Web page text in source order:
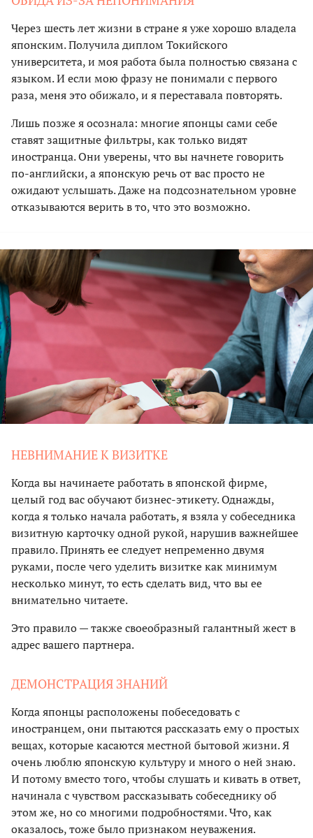
Через шесть лет жизни в стране я уже хорошо владела
японским. Получила диплом Токийского
университета, и моя работа была полностью связана с
языком. И если мою фразу не понимали с первого
раза, меня это обижало, и я переставала повторять.
Лишь позже я осознала: многие японцы сами себе
ставят защитные фильтры, как только видят
иностранца. Они уверены, что вы начнете говорить
по-английски, а японскую речь от вас просто не
ожидают услышать. Даже на подсознательном уровне
отказываются верить в то, что это возможно.
НЕВНИМАНИЕ К ВИЗИТКЕ
Когда вы начинаете работать в японской фирме,
целый год вас обучают бизнес-этикету. Однажды,
когда я только начала работать, я взяла у собеседника
визитную карточку одной рукой, нарушив важнейшее
правило. Принять ее следует непременно двумя
руками, после чего уделить визитке как минимум
несколько минут, то есть сделать вид, что вы ее
внимательно читаете.
Это правило — также своеобразный галантный жест в
адрес вашего партнера.
ДЕМОНСТРАЦИЯ ЗНАНИЙ
Когда японцы расположены побеседовать с
иностранцем, они пытаются рассказать ему о простых
вещах, которые касаются местной бытовой жизни. Я
очень люблю японскую культуру и много о ней знаю.
И потому вместо того, чтобы слушать и кивать в ответ,
начинала с чувством рассказывать собеседнику об
этом же, но со многими подробностями. Что, как
оказалось, тоже было признаком неуважения.